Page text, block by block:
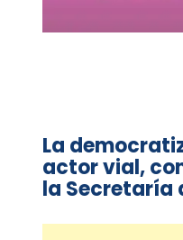
La
actor vial,
la Secretaría